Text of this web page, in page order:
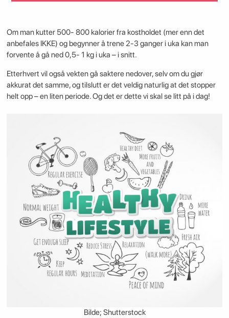
Om man kutter 500- 800 kalorier fra kostholdet (mer enn det
anbefales IKKE) og begynner å trene 2-3 ganger i uka kan man
forvente å gå ned 0,5- 1 kg i uka – i snitt.
Etterhvert vil også vekten gå saktere nedover, selv om du gjør
akkurat det samme, og tilslutt er det veldig naturlig at det stopper
helt opp – en liten periode. Og det er dette vi skal se litt på i dag!
Bilde; Shutterstock